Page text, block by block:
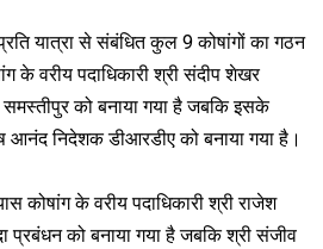
यात्रा से संबंधित कुल 9 कोषांगों का गठन
के वरीय पदाधिकारी श्री संदीप शेखर
को बनाया गया है जबकि इसके
आनंद निदेशक डीआरडीए को बनाया गया है।
कोषांग के वरीय पदाधिकारी श्री राजेश
प्रबंधन को बनाया गया है जबकि श्री संजीव